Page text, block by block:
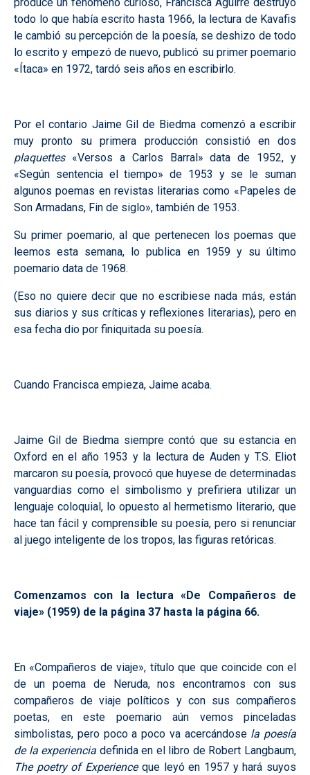
produce un fenómeno curioso, Francisca Aguirre destruyó
todo lo que había escrito hasta 1966, la lectura de Kavafis
le cambió su percepción de la poesía, se deshizo de todo
lo escrito y empezó de nuevo, publicó su primer poemario
«Ítaca» en 1972, tardó seis años en escribirlo.
Por el contario Jaime Gil de Biedma comenzó a escribir
muy pronto su primera producción consistió en dos
plaquettes«Versos a Carlos Barral» data de 1952, y
«Según sentencia el tiempo» de 1953 y se le suman
algunos poemas en revistas literarias como «Papeles de
Son Armadans, Fin de siglo», también de 1953.
Su primer poemario, al que pertenecen los poemas que
leemos esta semana, lo publica en 1959 y su último
poemario data de 1968.
(Eso no quiere decir que no escribiese nada más, están
sus diarios y sus críticas y reflexiones literarias), pero en
esa fecha dio por finiquitada su poesía.
Cuando Francisca empieza, Jaime acaba.
Jaime Gil de Biedma siempre contó que su estancia en
Oxford en el año 1953 y la lectura de Auden y T.S. Eliot
marcaron su poesía, provocó que huyese de determinadas
vanguardias como el simbolismo y prefiriera utilizar un
lenguaje coloquial, lo opuesto al hermetismo literario, que
hace tan fácil y comprensible su poesía, pero si renunciar
al juego inteligente de los tropos, las figuras retóricas.
Comenzamos con la lectura «De Compañeros de
viaje» (1959) de la página 37 hasta la página 66.
En «Compañeros de viaje», título que que coincide con el
de un poema de Neruda, nos encontramos con sus
compañeros de viaje políticos y con sus compañeros
poetas, en este poemario aún vemos pinceladas
simbolistas, pero poco a poco va acercándose la poesía
de la experiencia definida en el libro de Robert Langbaum,
The poetry of Experienceque leyó en 1957 y hará suyos